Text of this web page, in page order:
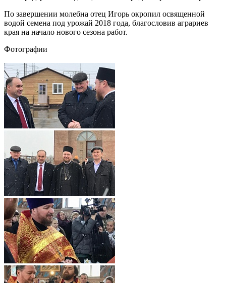
По завершении молебна отец Игорь окропил освященной
водой семена под урожай 2018 года, благословив аграриев
края на начало нового сезона работ.
Фотографии